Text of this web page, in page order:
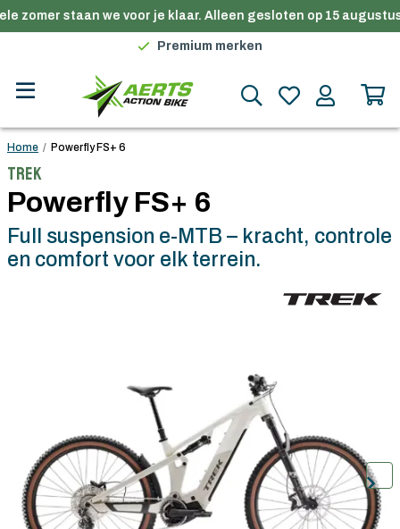
zomer staan we voor je klaar. Alleen gesloten op 15 augustus.
Gratis verzending in België vanaf €100
Premium merken
Gratis verzending in België vanaf €100
Home / Powerfly FS+ 6
Trek
Powerfly FS+ 6
Full suspension e-MTB – kracht, controle
en comfort voor elk terrein.